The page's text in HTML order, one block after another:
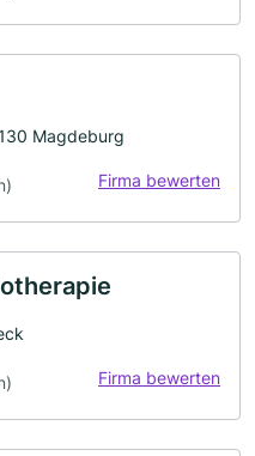
Magdeburg
Firma bewerten
Firma bewerten